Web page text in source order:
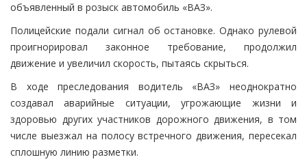
объявленный в розыск автомобиль «ВАЗ».
Полицейские подали сигнал об остановке. Однако рулевой
проигнорировал законное требование, продолжил
движение и увеличил скорость, пытаясь скрыться.
В ходе преследования водитель «ВАЗ» неоднократно
создавал аварийные ситуации, угрожающие жизни и
здоровью других участников дорожного движения, в том
числе выезжал на полосу встречного движения, пересекал
сплошную линию разметки.